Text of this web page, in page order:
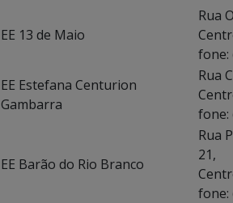
EE 13 de Maio
Rua
fone:
EE Estefana Centurion
Gambarra
Rua
fone:
EE Barão do Rio Branco
Rua
fone: